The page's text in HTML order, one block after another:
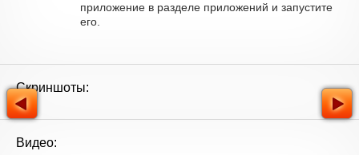
приложение в разделе приложений и запустите
его.
Скриншоты:
Видео: